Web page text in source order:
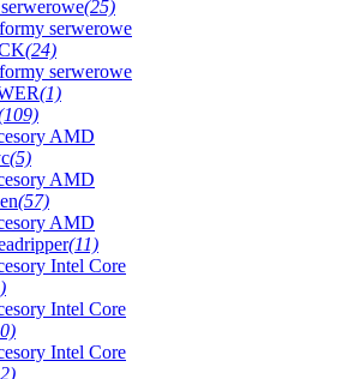
(25)
serwerowe
(24)
serwerowe
(1)
AMD
(5)
AMD
(57)
AMD
(11)
Intel Core
Intel Core
Intel Core